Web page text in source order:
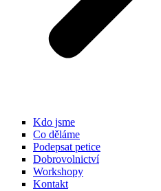
Kdo jsme
Co děláme
Podepsat petice
Dobrovolnictví
Workshopy
Kontakt